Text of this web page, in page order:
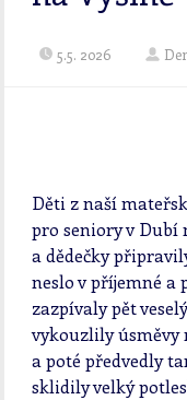
5.5. 2026
Děti z naší
pro seniory v Dubí
a dědečky
neslo v příjemné a
zazpívaly pět
vykouzlily úsměvy
a poté předvedly
sklidily velký